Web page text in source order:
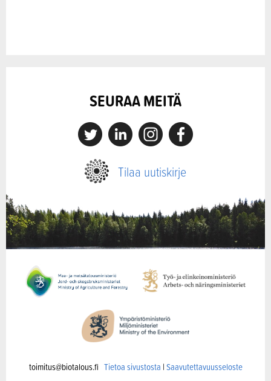
SEURAA MEITÄ
X LinkedinInstagramFacebook
Tilaa uutiskirje
toimitus@biotalous.fi Tietoa sivustosta |Saavutettavuusseloste